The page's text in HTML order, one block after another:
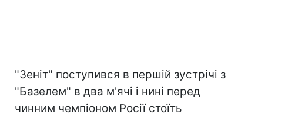
"Зеніт" поступився в першій зустрічі з
"Базелем" в два м'ячі і нині перед
чинним чемпіоном Росії стоїть